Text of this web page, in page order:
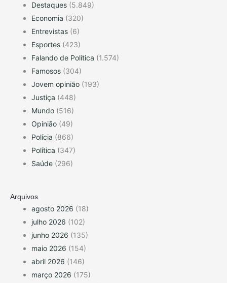
Destaques (5.849)
Economia (320)
Entrevistas (6)
Esportes (423)
Falando de Política (1.574)
Famosos (304)
Jovem opinião (193)
Justiça (448)
Mundo (516)
Opinião (49)
Polícia (866)
Política (347)
Saúde (296)
Arquivos
agosto 2026 (18)
julho 2026 (102)
junho 2026 (135)
maio 2026 (154)
abril 2026 (146)
março 2026 (175)